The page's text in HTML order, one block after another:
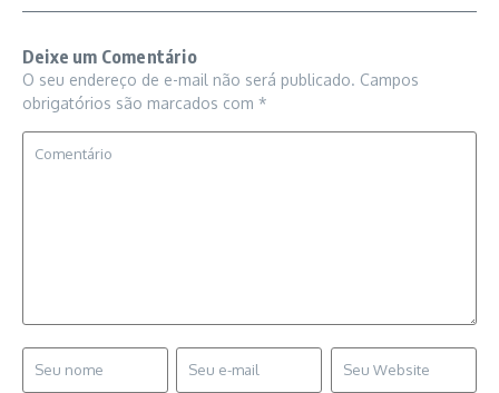
Deixe um Comentário
O seu endereço de e-mail não será publicado. Campos
obrigatórios são marcados com *